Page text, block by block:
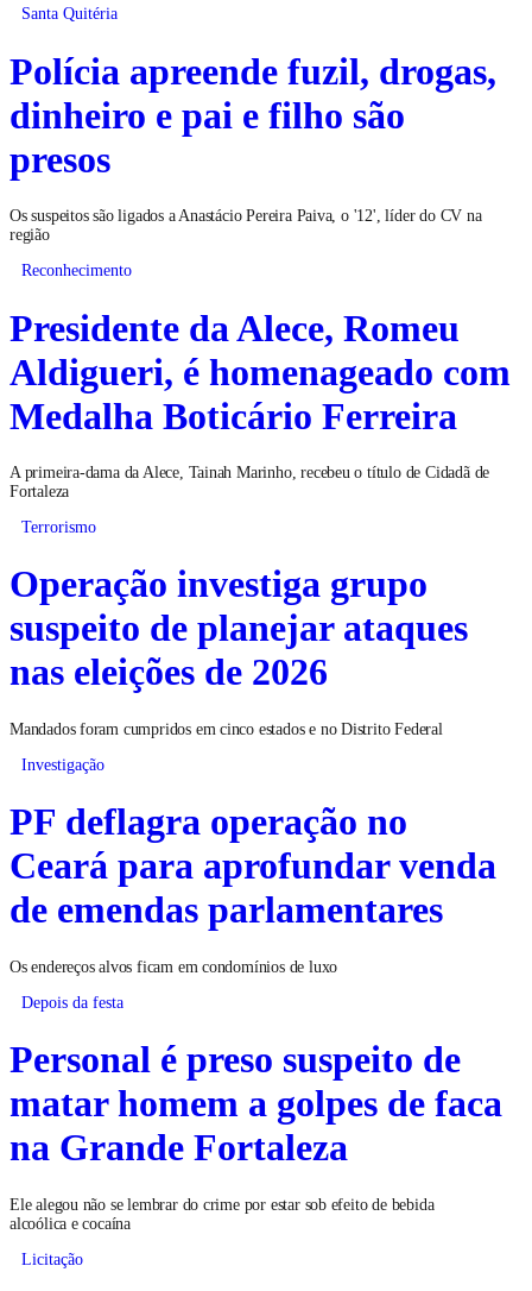
Santa Quitéria
Polícia apreende fuzil, drogas,
dinheiro e pai e filho são
presos
Os suspeitos são ligados a Anastácio Pereira Paiva, o '12', líder do CV na
região
Reconhecimento
Presidente da Alece, Romeu
Aldigueri, é homenageado com
Medalha Boticário Ferreira
A primeira-dama da Alece, Tainah Marinho, recebeu o título de Cidadã de
Fortaleza
Terrorismo
Operação investiga grupo
suspeito de planejar ataques
nas eleições de 2026
Mandados foram cumpridos em cinco estados e no Distrito Federal
Investigação
PF deflagra operação no
Ceará para aprofundar venda
de emendas parlamentares
Os endereços alvos ficam em condomínios de luxo
Depois da festa
Personal é preso suspeito de
matar homem a golpes de faca
na Grande Fortaleza
Ele alegou não se lembrar do crime por estar sob efeito de bebida
alcoólica e cocaína
Licitação